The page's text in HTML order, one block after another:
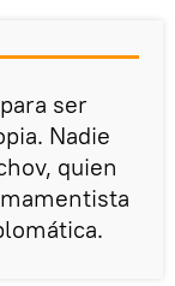
ser
Nadie
quien